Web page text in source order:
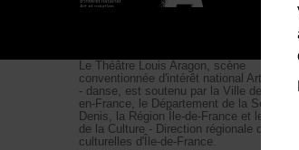
Le Théâtre Louis Aragon, scène
conventionnée d'intérêt national Art et
- danse, est soutenu par la Ville de
en-France, le Département de la Seine-
Denis, la Région Île-de-France et le
de la Culture - Direction régionale des
culturelles d'Île-de-France.